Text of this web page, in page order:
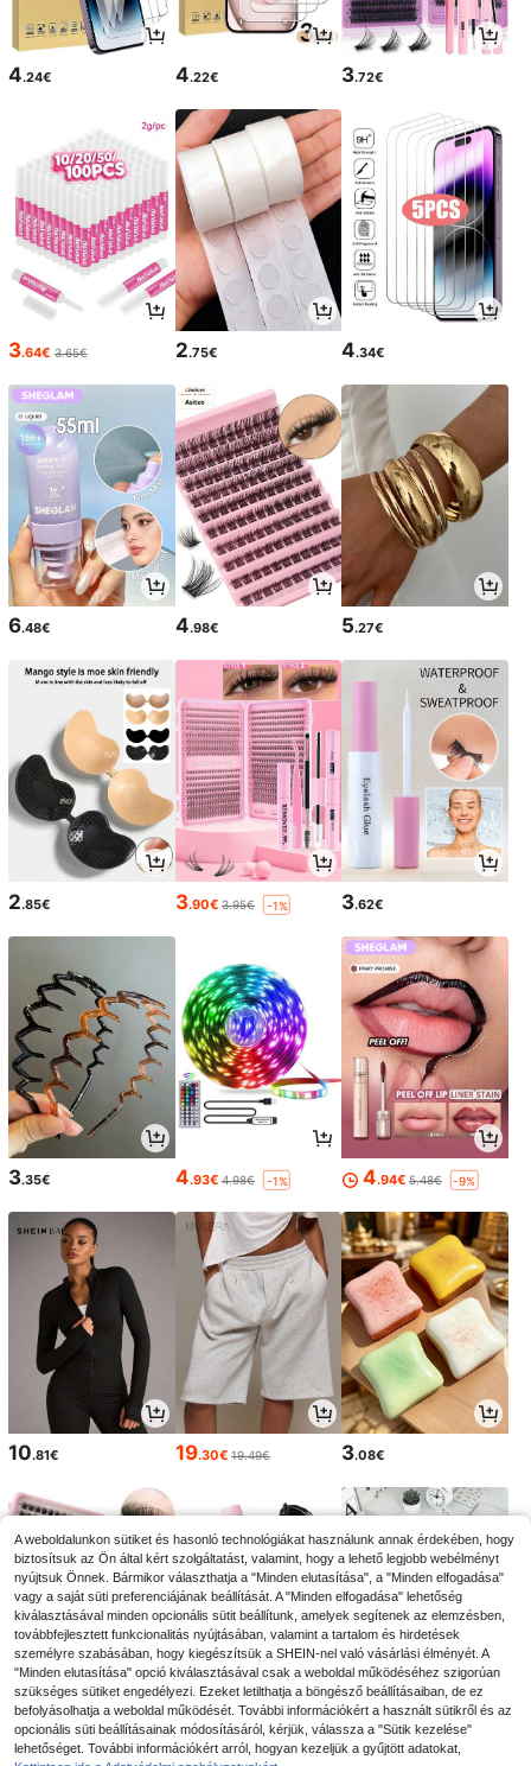
4.24€ 4.22€ 3.72€
3.64€ 3.65€ 2.75€ 4.34€
6.48€ 4.98€ 5.27€
2.85€ 3.90€ 3.95€ -1% 3.62€
3.35€ 4.93€ 4.98€ -1% 4.94€ 5.48€ -9%
10.81€ 19.30€ 19.49€ 3.08€
4.08€4.09€ 3.84€3.88€ -1% 3.69€
A weboldalunkon sütiket és hasonló technológiákat használunk annak érdekében, hogy
biztosítsuk az Ön által kért szolgáltatást, valamint, hogy a lehető legjobb webélményt
nyújtsuk Önnek. Bármikor választhatja a "Minden elutasítása", a "Minden elfogadása"
vagy a saját süti preferenciájának beállítását. A "Minden elfogadása" lehetőség
kiválasztásával minden opcionális sütit beállítunk, amelyek segítenek az elemzésben,
továbbfejlesztett funkcionalitás nyújtásában, valamint a tartalom és hirdetések
személyre szabásában, hogy kiegészítsük a SHEIN-nel való vásárlási élményét. A
"Minden elutasítása" opció kiválasztásával csak a weboldal működéséhez szigorúan
szükséges sütiket engedélyezi. Ezeket letilthatja a böngésző beállításaiban, de ez
befolyásolhatja a weboldal működését. További információkért a használt sütikről és az
opcionális süti beállításainak módosításáról, kérjük, válassza a "Sütik kezelése"
lehetőséget. További információkért arról, hogyan kezeljük a gyűjtött adatokat,